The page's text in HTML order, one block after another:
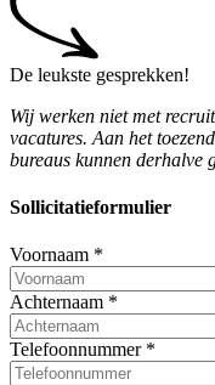
De leukste gesprekken!
Wij werken niet met
vacatures. Aan het
bureaus kunnen derhalve
Sollicitatieformulier
Voornaam *
Achternaam *
Telefoonnummer *